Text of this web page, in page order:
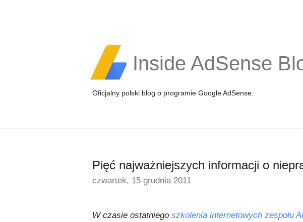
Inside AdSense
Oficjalny polski blog o programie Google AdSense.
Pięć najważniejszych informacji o
czwartek, 15 grudnia 2011
W czasie ostatniego szkolenia internetowych zespołu